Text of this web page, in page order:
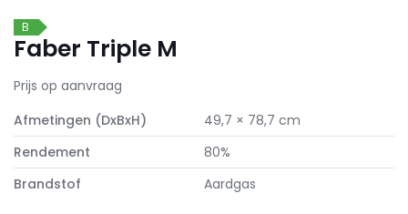
B
Faber Triple M
Prijs op aanvraag
Afmetingen (DxBxH)
49,7 × 78,7 cm
Rendement
80%
Brandstof
Aardgas